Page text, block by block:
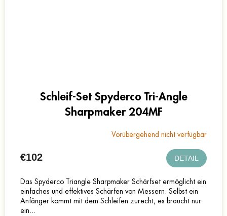
Schleif-Set Spyderco Tri-Angle
Sharpmaker 204MF
Vorübergehend nicht verfügbar
€102 DETAIL
Das Spyderco Triangle Sharpmaker Schärfset ermöglicht ein
einfaches und effektives Schärfen von Messern. Selbst ein
Anfänger kommt mit dem Schleifen zurecht, es braucht nur
ein...